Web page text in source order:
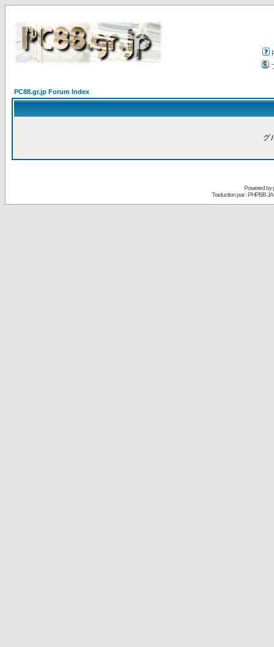
PC88.gr.jp Forum Index
グ
Powered by
Traduction par : PHPBB